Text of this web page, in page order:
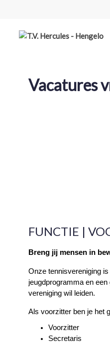
Vacatures
FUNCTIE |
Breng jij mensen in
Onze tennisvereniging
jeugdprogramma en
vereniging wil leiden.
Als voorzitter ben je het
Voorzitter
Secretaris